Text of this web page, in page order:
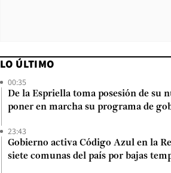
LO ÚLTIMO
00:35
De la Espriella toma posesión de su
poner en marcha su programa de
23:43
Gobierno activa Código Azul en la
siete comunas del país por bajas